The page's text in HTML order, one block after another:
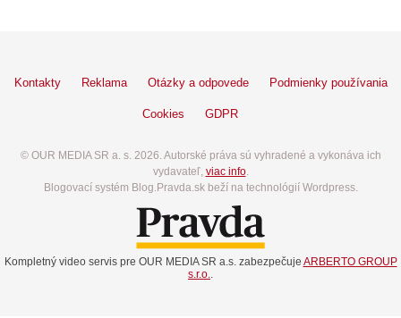
Kontakty Reklama Otázky a odpovede Podmienky používania
Cookies GDPR
© OUR MEDIA SR a. s. 2026. Autorské práva sú vyhradené a vykonáva ich
vydavateľ, viac info.
Blogovací systém Blog.Pravda.sk beží na technológií Wordpress.
Kompletný video servis pre OUR MEDIA SR a.s. zabezpečuje ARBERTO GROUP
s.r.o.